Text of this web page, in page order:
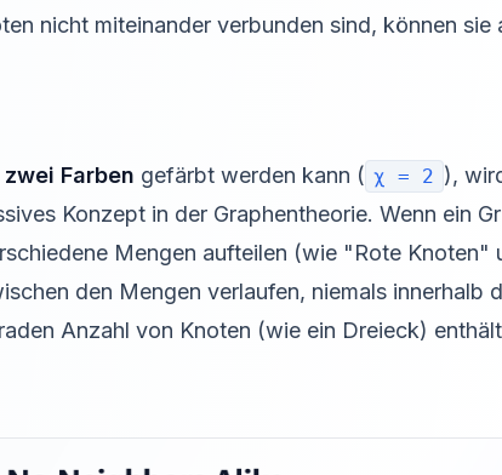
nicht miteinander verbunden sind, können sie
zwei Farben gefärbt werden kann ( χ = 2 ),
Konzept in der Graphentheorie. Wenn ein
Mengen aufteilen (wie "Rote Knoten"
den Mengen verlaufen, niemals innerhalb
Anzahl von Knoten (wie ein Dreieck)